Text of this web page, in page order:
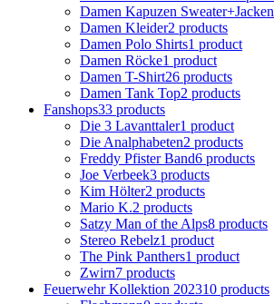
Damen Kapuzen Sweater+Jacken
Damen Kleider2 products
Damen Polo Shirts1 product
Damen Röcke1 product
Damen T-Shirt26 products
Damen Tank Top2 products
Fanshops33 products
Die 3 Lavanttaler1 product
Die Analphabeten2 products
Freddy Pfister Band6 products
Joe Verbeek3 products
Kim Hölter2 products
Mario K.2 products
Satzy Man of the Alps8 products
Stereo Rebelz1 product
The Pink Panthers1 product
Zwirn7 products
Feuerwehr Kollektion 202310 products